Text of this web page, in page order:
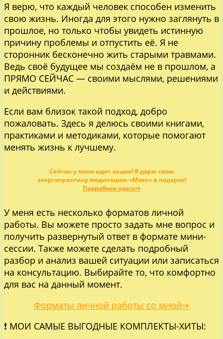
Я верю, что каждый человек способен изменить
свою жизнь. Иногда для этого нужно заглянуть в
прошлое, но только чтобы увидеть истинную
причину проблемы и отпустить её. Я не
сторонник бесконечно жить старыми травмами.
Ведь своё будущее мы создаём не в прошлом, а
ПРЯМО СЕЙЧАС — своими мыслями, решениями
и действиями.
Если вам близок такой подход, добро
пожаловать. Здесь я делюсь своими книгами,
практиками и методиками, которые помогают
менять жизнь к лучшему.
Сейчас у меня идет акция! Я дарю свою
энергопрактику медитацию «Маяк» в подарок!
Подробнее здесь⇒
У меня есть несколько форматов личной
работы. Вы можете просто задать мне вопрос и
получить развернутый ответ в формате мини-
сессии. Также можете сделать подробный
разбор и анализ вашей ситуации или записаться
на консультацию. Выбирайте то, что комфортно
для вас на данный момент.
Форматы личной работы со мной⇒
❗ МОИ САМЫЕ ВЫГОДНЫЕ КОМПЛЕКТЫ-ХИТЫ: